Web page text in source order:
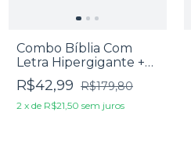
Combo Bíblia Com
Letra Hipergigante +
Dicionário Bíblico
Bereano
R$42,99 R$179,80
2 x de R$21,50 sem juros